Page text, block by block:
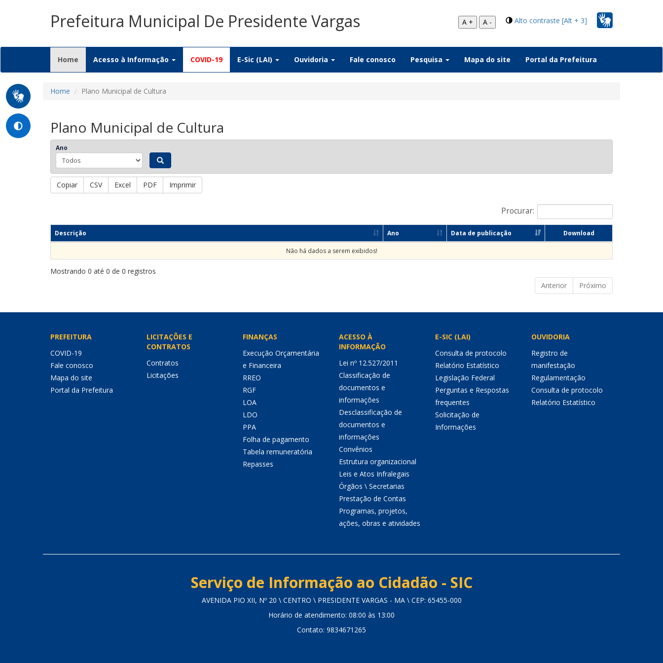
Prefeitura Municipal De Presidente Vargas Alto contraste [Alt + 3]
A + A -
Home (current)
Acesso à Informação COVID-19 E-Sic (LAI) Ouvidoria Fale conosco Pesquisa Mapa do site Portal da Prefeitura
Home Plano Municipal de Cultura
Plano Municipal de Cultura
Ano
Copiar CSV Excel PDF Imprimir
Procurar:
Descrição Ano Data de publicação Download
Não há dados a serem exibidos!
Mostrando 0 até 0 de 0 registros
Anterior
Próximo
PREFEITURA
COVID-19
Fale conosco
Mapa do site
Portal da Prefeitura
LICITAÇÕES E
CONTRATOS
Contratos
Licitações
FINANÇAS
Execução Orçamentária
e Financeira
RREO
RGF
LOA
LDO
PPA
Folha de pagamento
Tabela remuneratória
Repasses
ACESSO À
INFORMAÇÃO
Lei nº 12.527/2011
Classificação de
documentos e
informações
Desclassificação de
documentos e
informações
Convênios
Estrutura organizacional
Leis e Atos Infralegais
Órgãos \ Secretarias
Prestação de Contas
Programas, projetos,
ações, obras e atividades
E-SIC (LAI)
Consulta de protocolo
Relatório Estatístico
Legislação Federal
Perguntas e Respostas
frequentes
Solicitação de
Informações
OUVIDORIA
Registro de
manifestação
Regulamentação
Consulta de protocolo
Relatório Estatístico
Serviço de Informação ao Cidadão - SIC
AVENIDA PIO XII, Nº 20 \ CENTRO \ PRESIDENTE VARGAS - MA \ CEP: 65455-000
Horário de atendimento: 08:00 às 13:00
Contato: 9834671265